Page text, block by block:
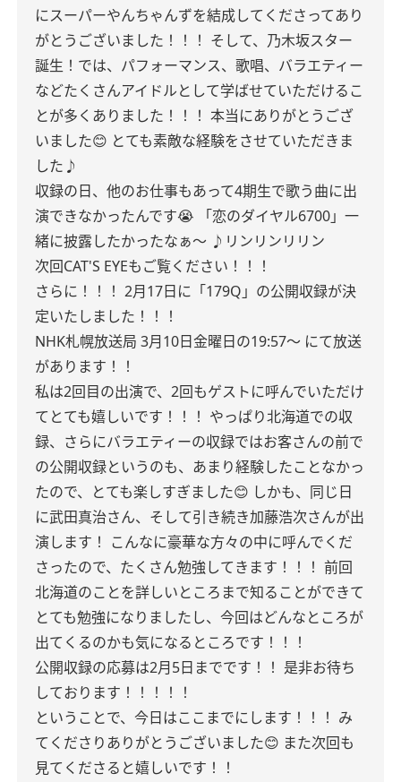
にスーパーやんちゃんずを結成してくださってあり
がとうございました！！！ そして、乃木坂スター
誕生！では、パフォーマンス、歌唱、バラエティー
などたくさんアイドルとして学ばせていただけるこ
とが多くありました！！！ 本当にありがとうござ
いました😊 とても素敵な経験をさせていただきま
した♪
収録の日、他のお仕事もあって4期生で歌う曲に出
演できなかったんです😭
「恋のダイヤル6700」一
緒に披露したかったなぁ〜 ♪リンリンリリン
次回CAT'S EYEもご覧ください！！！
さらに！！！ 2月17日に「179Q」の公開収録が決
定いたしました！！！
NHK札幌放送局 3月10日金曜日の19:57〜 にて放送
があります！！
私は2回目の出演で、2回もゲストに呼んでいただけ
てとても嬉しいです！！！ やっぱり北海道での収
録、さらにバラエティーの収録ではお客さんの前で
の公開収録というのも、あまり経験したことなかっ
たので、とても楽しすぎました😊 しかも、同じ日
に武田真治さん、そして引き続き加藤浩次さんが出
演します！ こんなに豪華な方々の中に呼んでくだ
さったので、たくさん勉強してきます！！！ 前回
北海道のことを詳しいところまで知ることができて
とても勉強になりましたし、今回はどんなところが
出てくるのかも気になるところです！！！
公開収録の応募は2月5日までです！！ 是非お待ち
しております！！！！！
ということで、今日はここまでにします！！！ み
てくださりありがとうございました😊 また次回も
見てくださると嬉しいです！！